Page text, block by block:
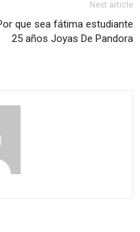
Next article
que sea fátima estudiante
25 años Joyas De Pandora